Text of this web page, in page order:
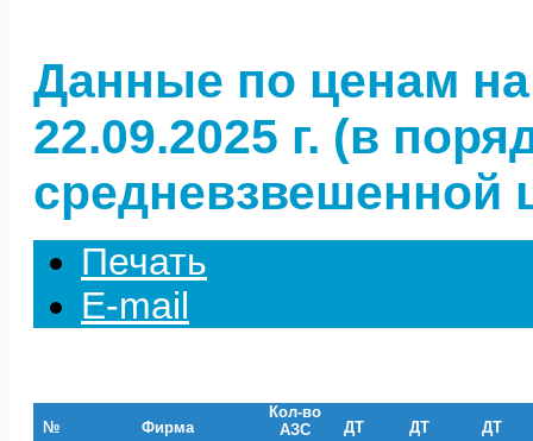
Данные по ценам
22.09.2025 г. (в
средневзвешенной
Печать
E-mail
№
Фирма
Кол-во
АЗС
ДТ
ДТ
ДТ